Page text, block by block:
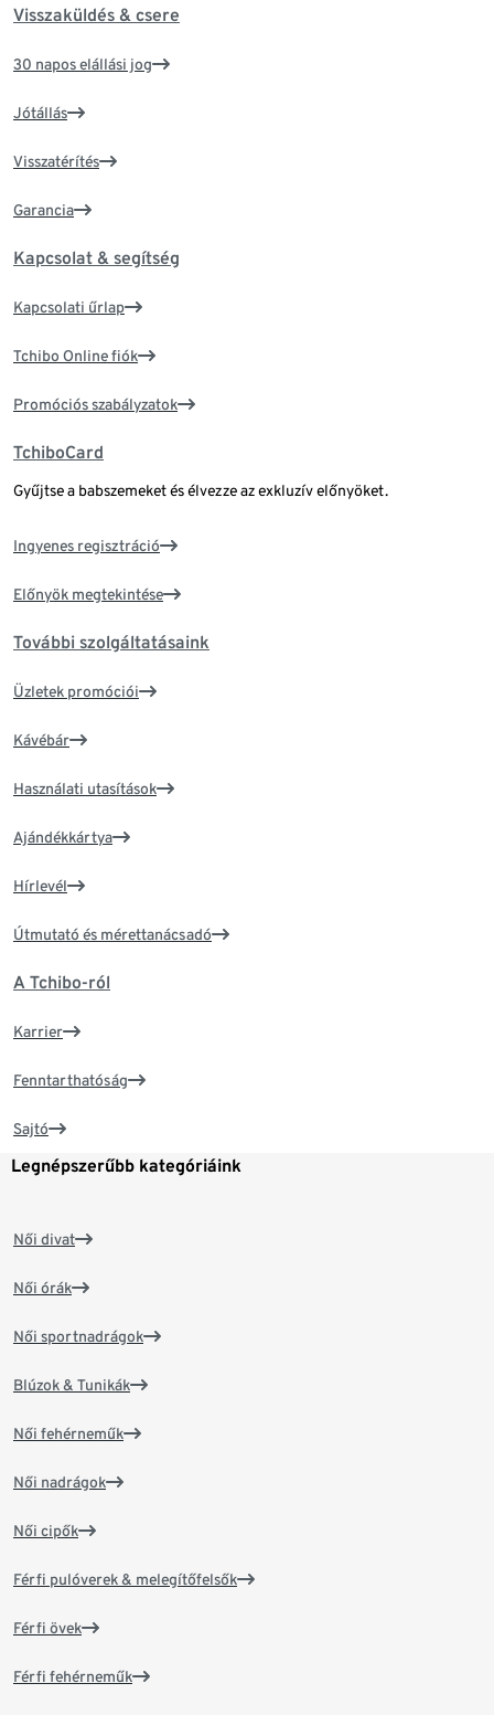
Visszaküldés & csere
30 napos elállási jog
Jótállás
Visszatérítés
Garancia
Kapcsolat & segítség
Kapcsolati űrlap
Tchibo Online fiók
Promóciós szabályzatok
TchiboCard
Gyűjtse a babszemeket és élvezze az exkluzív előnyöket.
Ingyenes regisztráció
Előnyök megtekintése
További szolgáltatásaink
Üzletek promóciói
Kávébár
Használati utasítások
Ajándékkártya
Hírlevél
Útmutató és mérettanácsadó
A Tchibo-ról
Karrier
Fenntarthatóság
Sajtó
Legnépszerűbb kategóriáink
Női divat
Női órák
Női sportnadrágok
Blúzok & Tunikák
Női fehérneműk
Női nadrágok
Női cipők
Férfi pulóverek & melegítőfelsők
Férfi övek
Férfi fehérneműk